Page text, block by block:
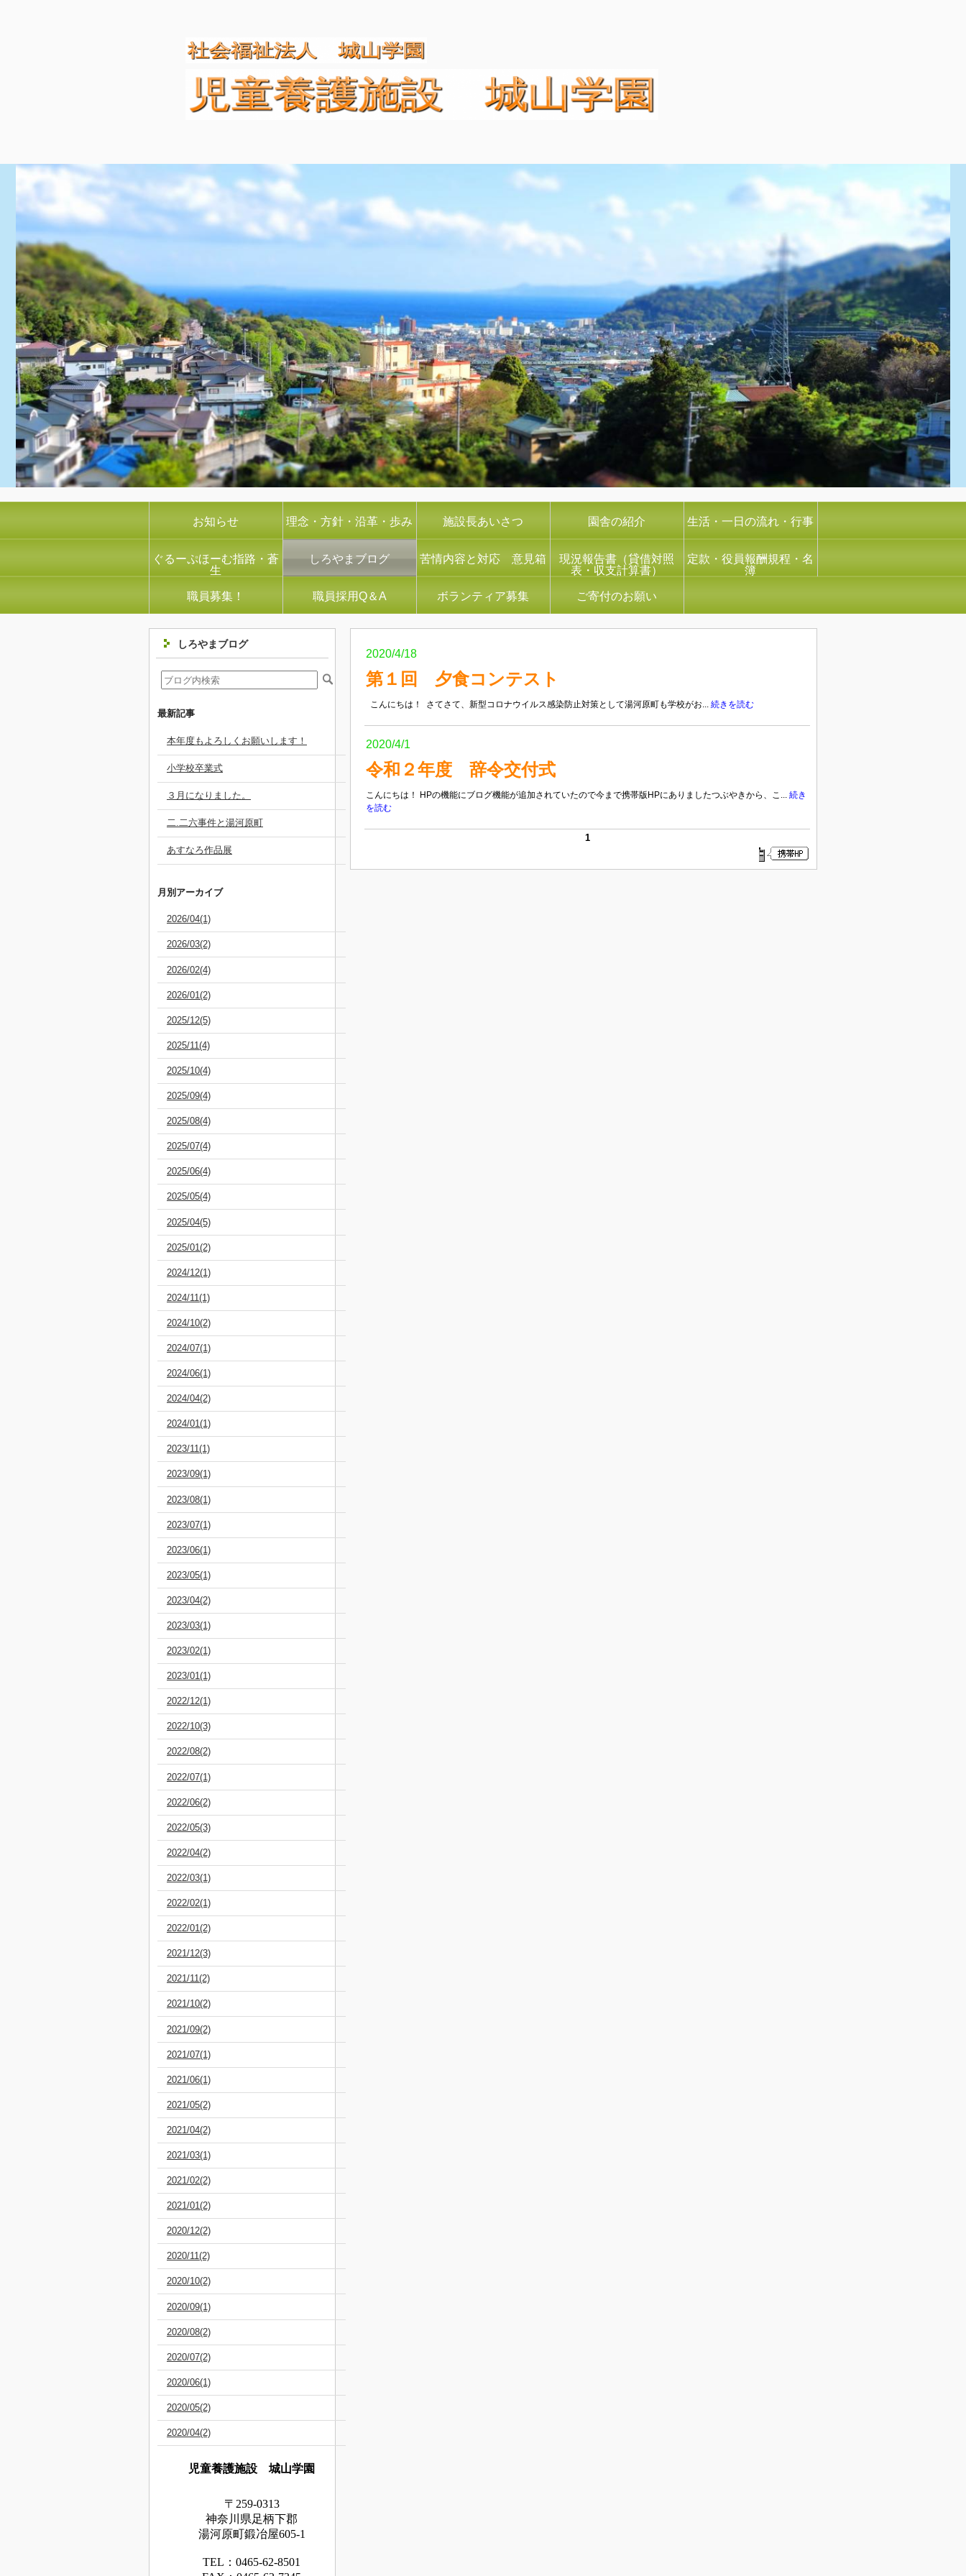
お知らせ 理念・方針・沿革・歩み 施設長あいさつ 園舎の紹介 生活・一日の流れ・行事
ぐるーぷほーむ指路・蒼
生
しろやまブログ 苦情内容と対応 意見箱
現況報告書（貸借対照
表・収支計算書）
定款・役員報酬規程・名
簿
職員募集！ 職員採用Q＆A ボランティア募集 ご寄付のお願い
しろやまブログ
最新記事
本年度もよろしくお願いします！
小学校卒業式
３月になりました。
二.二六事件と湯河原町
あすなろ作品展
月別アーカイブ
2026/04(1)
2026/03(2)
2026/02(4)
2026/01(2)
2025/12(5)
2025/11(4)
2025/10(4)
2025/09(4)
2025/08(4)
2025/07(4)
2025/06(4)
2025/05(4)
2025/04(5)
2025/01(2)
2024/12(1)
2024/11(1)
2024/10(2)
2024/07(1)
2024/06(1)
2024/04(2)
2024/01(1)
2023/11(1)
2023/09(1)
2023/08(1)
2023/07(1)
2023/06(1)
2023/05(1)
2023/04(2)
2023/03(1)
2023/02(1)
2023/01(1)
2022/12(1)
2022/10(3)
2022/08(2)
2022/07(1)
2022/06(2)
2022/05(3)
2022/04(2)
2022/03(1)
2022/02(1)
2022/01(2)
2021/12(3)
2021/11(2)
2021/10(2)
2021/09(2)
2021/07(1)
2021/06(1)
2021/05(2)
2021/04(2)
2021/03(1)
2021/02(2)
2021/01(2)
2020/12(2)
2020/11(2)
2020/10(2)
2020/09(1)
2020/08(2)
2020/07(2)
2020/06(1)
2020/05(2)
2020/04(2)
児童養護施設 城山学園
〒259-0313
神奈川県足柄下郡
湯河原町鍛冶屋605-1
TEL：0465‐62‐8501
2020/4/18
第１回 夕食コンテスト
こんにちは！ さてさて、新型コロナウイルス感染防止対策として湯河原町も学校がお... 続きを読む
2020/4/1
令和２年度 辞令交付式
こんにちは！ HPの機能にブログ機能が追加されていたので今まで携帯版HPにありましたつぶやきから、こ... 続き
を読む
1